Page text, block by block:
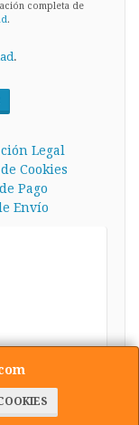
completa de
.
.
Legal
Cookies
Pago
Envío
/ Sábados: